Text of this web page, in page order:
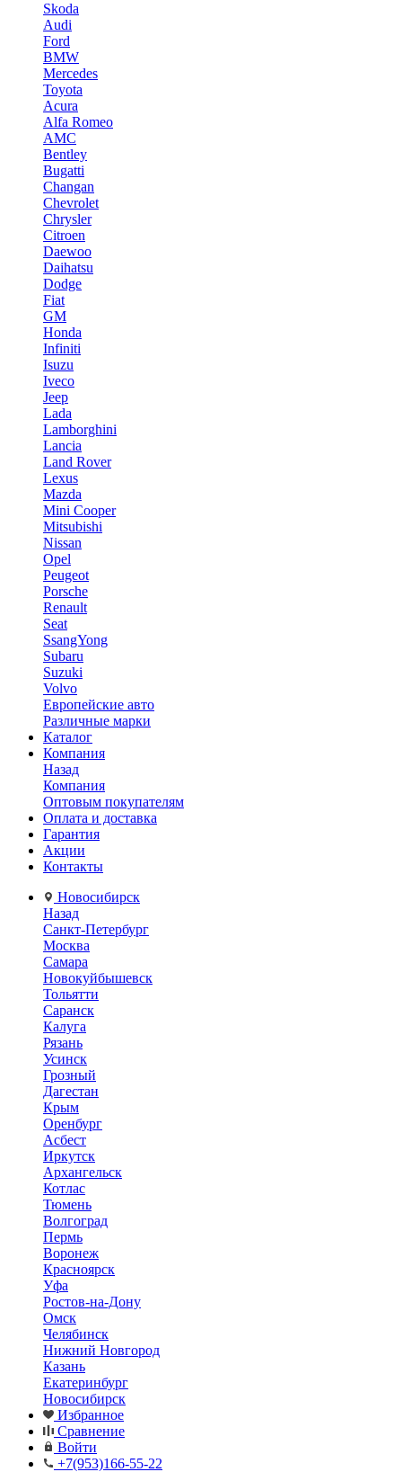
Skoda
Audi
Ford
BMW
Mercedes
Toyota
Acura
Alfa Romeo
AMC
Bentley
Bugatti
Changan
Chevrolet
Chrysler
Citroen
Daewoo
Daihatsu
Dodge
Fiat
GM
Honda
Infiniti
Isuzu
Iveco
Jeep
Lada
Lamborghini
Lancia
Land Rover
Lexus
Mazda
Mini Cooper
Mitsubishi
Nissan
Opel
Peugeot
Porsche
Renault
Seat
SsangYong
Subaru
Suzuki
Volvo
Европейские авто
Различные марки
Каталог
Компания
Назад
Компания
Оптовым покупателям
Оплата и доставка
Гарантия
Акции
Контакты
Новосибирск
Назад
Санкт-Петербург
Москва
Самара
Новокуйбышевск
Тольятти
Саранск
Калуга
Рязань
Усинск
Грозный
Дагестан
Крым
Оренбург
Асбест
Иркутск
Архангельск
Котлас
Тюмень
Волгоград
Пермь
Воронеж
Красноярск
Уфа
Ростов-на-Дону
Омск
Челябинск
Нижний Новгород
Казань
Екатеринбург
Новосибирск
Избранное
Сравнение
Войти
+7(953)166-55-22